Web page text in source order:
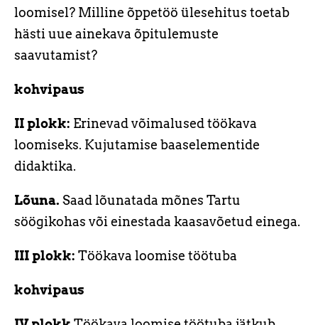
loomisel? Milline õppetöö ülesehitus toetab
hästi uue ainekava õpitulemuste
saavutamist?
kohvipaus
II plokk: Erinevad võimalused töökava
loomiseks. Kujutamise baaselementide
didaktika.
Lõuna. Saad lõunatada mõnes Tartu
söögikohas või einestada kaasavõetud einega.
III plokk: Töökava loomise töötuba
kohvipaus